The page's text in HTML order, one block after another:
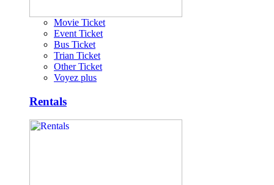
Movie Ticket
Event Ticket
Bus Ticket
Trian Ticket
Other Ticket
Voyez plus
Rentals